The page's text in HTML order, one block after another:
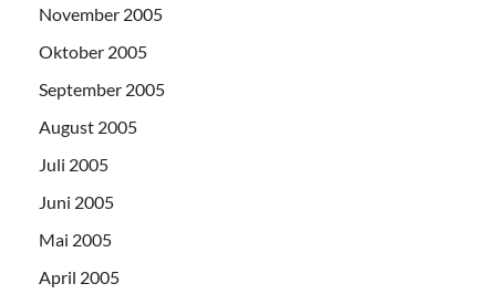
November 2005
Oktober 2005
September 2005
August 2005
Juli 2005
Juni 2005
Mai 2005
April 2005